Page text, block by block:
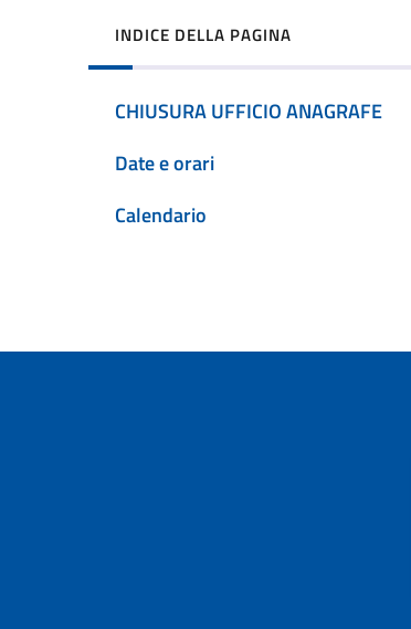
INDICE DELLA PAGINA
CHIUSURA UFFICIO ANAGRAFE
Date e orari
Calendario